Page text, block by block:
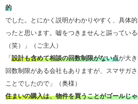
的
でした。とにかく説明がわかりやすく、具体
ったと思います。嘘をつきませんと謳ってい
（笑）」（ご主人）
「設計も含めて相談の回数制限がない点が大
回数制限がある会社もありますが、スマサガ
ことでしたので」（奥様）
住まいの購入は、物件を買うことがゴールじ